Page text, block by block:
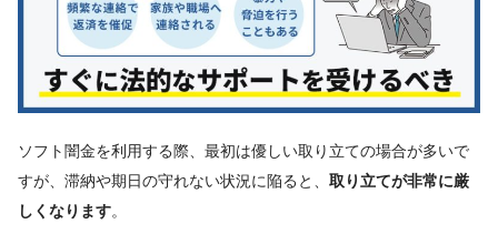
ソフト闇金を利用する際、最初は優しい取り立ての場合が多いで
すが、滞納や期日の守れない状況に陥ると、 取り立てが非常に厳
しくなります。